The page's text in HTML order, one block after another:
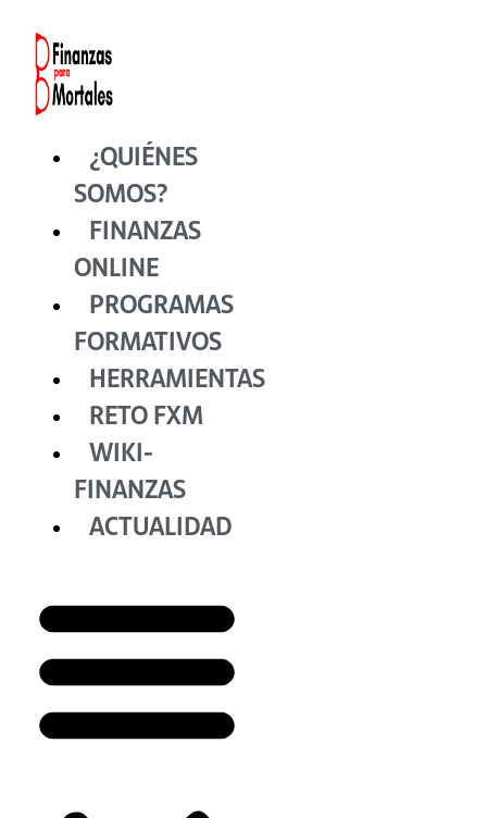
contenido
¿QUIÉNES
SOMOS?
FINANZAS
ONLINE
PROGRAMAS
FORMATIVOS
HERRAMIENTAS
RETO FXM
WIKI-
FINANZAS
ACTUALIDAD